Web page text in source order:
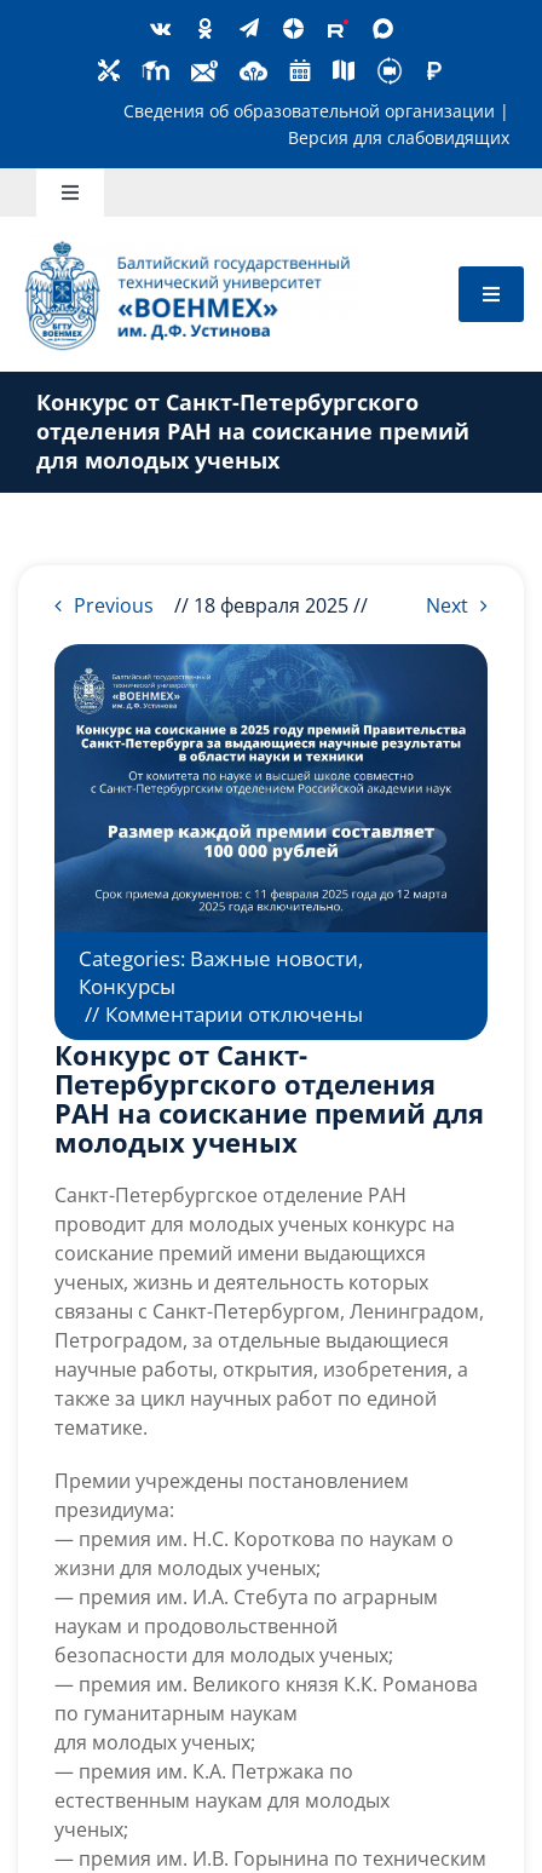
Сведения об образовательной
Toggle
Школьникам
Абитуриентам
Студентам
Преподавателям
Партнерам
НИОКР
Конкурс от Санкт-Петербургского
отделения РАН на соискание премий
для молодых ученых
Previous Next
// 18 февраля 2025 //
Categories: Важные новости,
Конкурсы
// Комментарии к
записи
Конкурс
от
Санкт-
Петербургского
РАН
на
соискание
премий
для
молодых
ученых
отключены
Конкурс от Санкт-
Петербургского отделения
РАН на соискание премий для
молодых ученых
Санкт-Петербургское отделение РАН
проводит для молодых ученых конкурс на
соискание премий имени выдающихся
ученых, жизнь и деятельность которых
связаны с Санкт-Петербургом, Ленинградом,
Петроградом, за отдельные выдающиеся
научные работы, открытия, изобретения, а
также за цикл научных работ по единой
тематике.
Премии учреждены постановлением
президиума:
— премия им. Н.С. Короткова по наукам о
жизни для молодых ученых;
— премия им. И.А. Стебута по аграрным
наукам и продовольственной
безопасности для молодых ученых;
— премия им. Великого князя К.К. Романова
по гуманитарным наукам
для молодых ученых;
— премия им. К.А. Петржака по
естественным наукам для молодых
ученых;
— премия им. И.В. Горынина по техническим